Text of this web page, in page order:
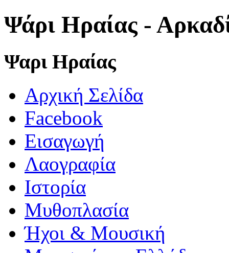
Ψάρι Ηραίας -
Ψαρι Ηραίας
Αρχική Σελίδα
Facebook
Εισαγωγή
Λαογραφία
Ιστορία
Μυθοπλασία
Ήχοι & Μουσική